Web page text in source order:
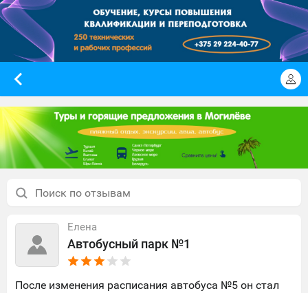
Елена
Автобусный парк №1
После изменения расписания автобуса №5 он стал